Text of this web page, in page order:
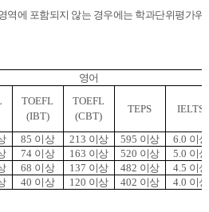
역에 포함되지 않는 경우에는 학과단위평가위
영어
TOEFL
(IBT)
TOEFL
(CBT)
TEPS IELTS
85 이상 213 이상 595 이상 6.0 이상
74 이상 163 이상 520 이상 5.0 이상
68 이상 137 이상 482 이상 4.5 이상
40 이상 120 이상 402 이상 4.0 이상